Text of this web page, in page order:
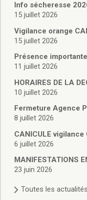
Affaires
Vie
Police
Cimetière/
Services en
Licences
Cadastre
Actes
Budget de
Budget
Conseils
Règlement
Info sécheresse
15 juillet 2026
Vigilance orange
15 juillet 2026
Présence
11 juillet 2026
HORAIRES DE LA
10 juillet 2026
Fermeture Agence
8 juillet 2026
CANICULE vigilance
6 juillet 2026
MANIFESTATIONS
23 juin 2026
Toutes les actualités